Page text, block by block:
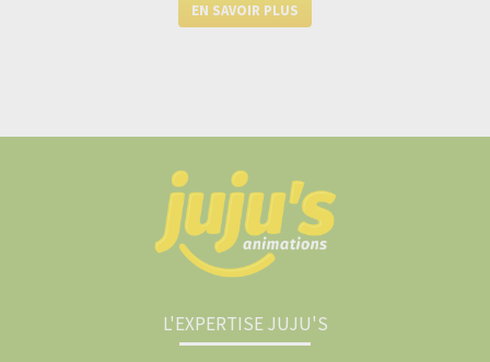
EN SAVOIR PLUS
L'EXPERTISE JUJU'S